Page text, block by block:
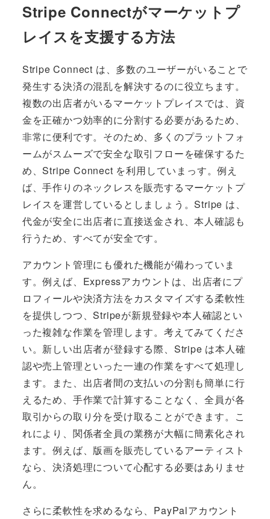
Stripe Connectがマーケットプ
レイスを支援する方法
Stripe Connect は、多数のユーザーがいることで
発生する決済の混乱を解決するのに役立ちます。
複数の出店者がいるマーケットプレイスでは、資
金を正確かつ効率的に分割する必要があるため、
非常に便利です。そのため、多くのプラットフォ
ームがスムーズで安全な取引フローを確保するた
め、Stripe Connect を利用していまっす。例え
ば、手作りのネックレスを販売するマーケットプ
レイスを運営しているとしましょう。Stripe は、
代金が安全に出店者に直接送金され、本人確認も
行うため、すべてが安全です。
アカウント管理にも優れた機能が備わっていま
す。例えば、Expressアカウントは、出店者にプ
ロフィールや決済方法をカスタマイズする柔軟性
を提供しつつ、Stripeが新規登録や本人確認とい
った複雑な作業を管理します。考えてみてくださ
い。新しい出店者が登録する際、Stripe は本人確
認や売上管理といった一連の作業をすべて処理し
ます。また、出店者間の支払いの分割も簡単に行
えるため、手作業で計算することなく、全員が各
取引からの取り分を受け取ることができます。こ
れにより、関係者全員の業務が大幅に簡素化され
ます。例えば、版画を販売しているアーティスト
なら、決済処理について心配する必要はありませ
ん。
さらに柔軟性を求めるなら、PayPalアカウント